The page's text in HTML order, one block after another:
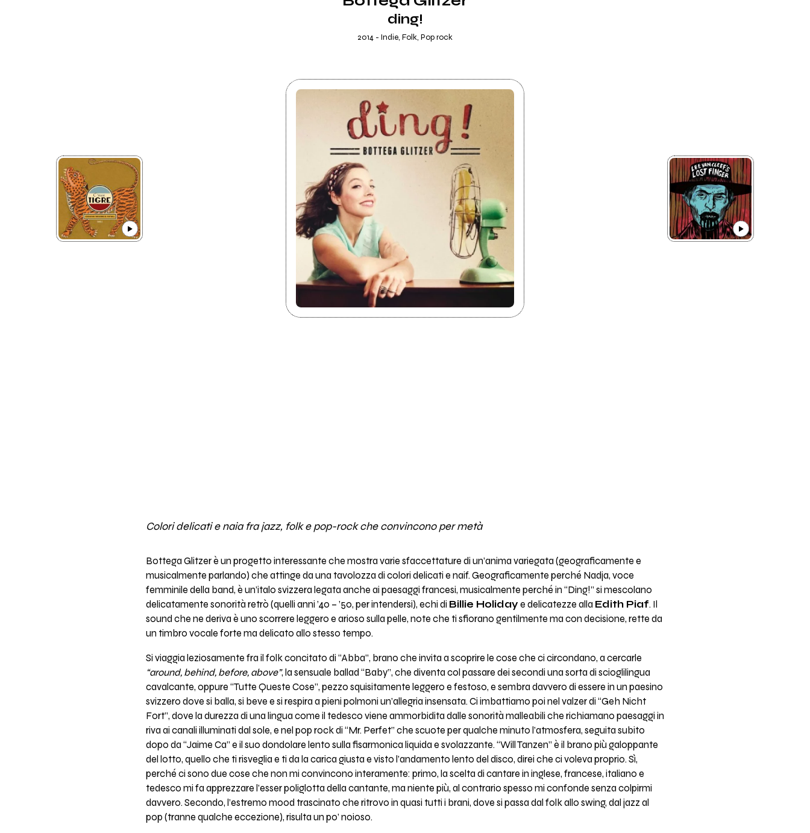
ding!
2014 - Indie, Folk, Pop rock
Colori delicati e naia fra jazz, folk e pop-rock che convincono per metà
Bottega Glitzer è un progetto interessante che mostra varie sfaccettature di un’anima variegata (geograficamente e
musicalmente parlando) che attinge da una tavolozza di colori delicati e naif. Geograficamente perché Nadja, voce
femminile della band, è un’italo svizzera legata anche ai paesaggi francesi, musicalmente perché in “Ding!” si mescolano
delicatamente sonorità retrò (quelli anni ’40 – ’50, per intendersi), echi di Billie Holiday e delicatezze alla Edith Piaf. Il
sound che ne deriva è uno scorrere leggero e arioso sulla pelle, note che ti sfiorano gentilmente ma con decisione, rette da
un timbro vocale forte ma delicato allo stesso tempo.
Si viaggia leziosamente fra il folk concitato di “Abba”, brano che invita a scoprire le cose che ci circondano, a cercarle
“around, behind, before, above”, la sensuale ballad “Baby”, che diventa col passare dei secondi una sorta di scioglilingua
cavalcante, oppure “Tutte Queste Cose”, pezzo squisitamente leggero e festoso, e sembra davvero di essere in un paesino
svizzero dove si balla, si beve e si respira a pieni polmoni un’allegria insensata. Ci imbattiamo poi nel valzer di “Geh Nicht
Fort”, dove la durezza di una lingua come il tedesco viene ammorbidita dalle sonorità malleabili che richiamano paesaggi in
riva ai canali illuminati dal sole, e nel pop rock di “Mr. Perfet” che scuote per qualche minuto l’atmosfera, seguita subito
dopo da “Jaime Ca” e il suo dondolare lento sulla fisarmonica liquida e svolazzante. “Will Tanzen” è il brano più galoppante
del lotto, quello che ti risveglia e ti da la carica giusta e visto l’andamento lento del disco, direi che ci voleva proprio. Sì,
perché ci sono due cose che non mi convincono interamente: primo, la scelta di cantare in inglese, francese, italiano e
tedesco mi fa apprezzare l’esser poliglotta della cantante, ma niente più, al contrario spesso mi confonde senza colpirmi
davvero. Secondo, l’estremo mood trascinato che ritrovo in quasi tutti i brani, dove si passa dal folk allo swing, dal jazz al
pop (tranne qualche eccezione), risulta un po’ noioso.